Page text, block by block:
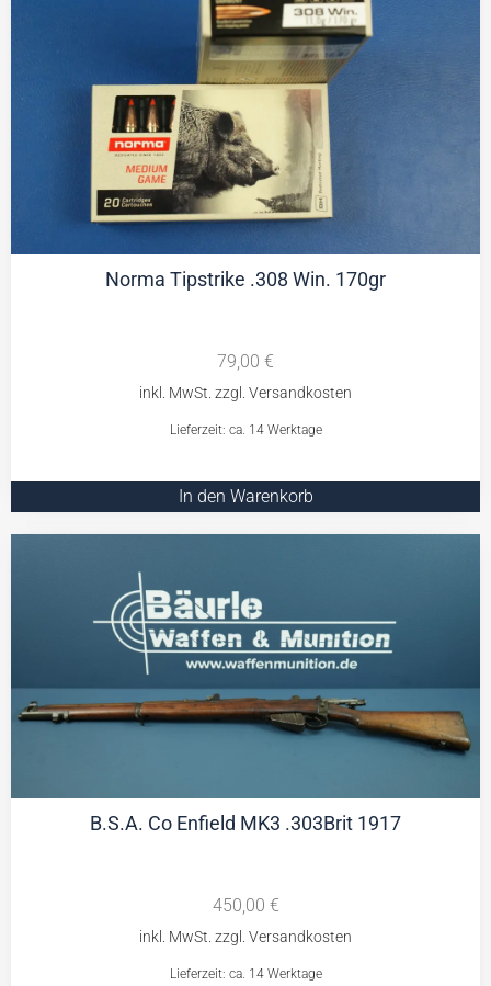
Norma Tipstrike .308 Win. 170gr
79,00 €
Lieferzeit: ca. 14 Werktage
In den Warenkorb
B.S.A. Co Enfield MK3 .303Brit 1917
450,00 €
Lieferzeit: ca. 14 Werktage